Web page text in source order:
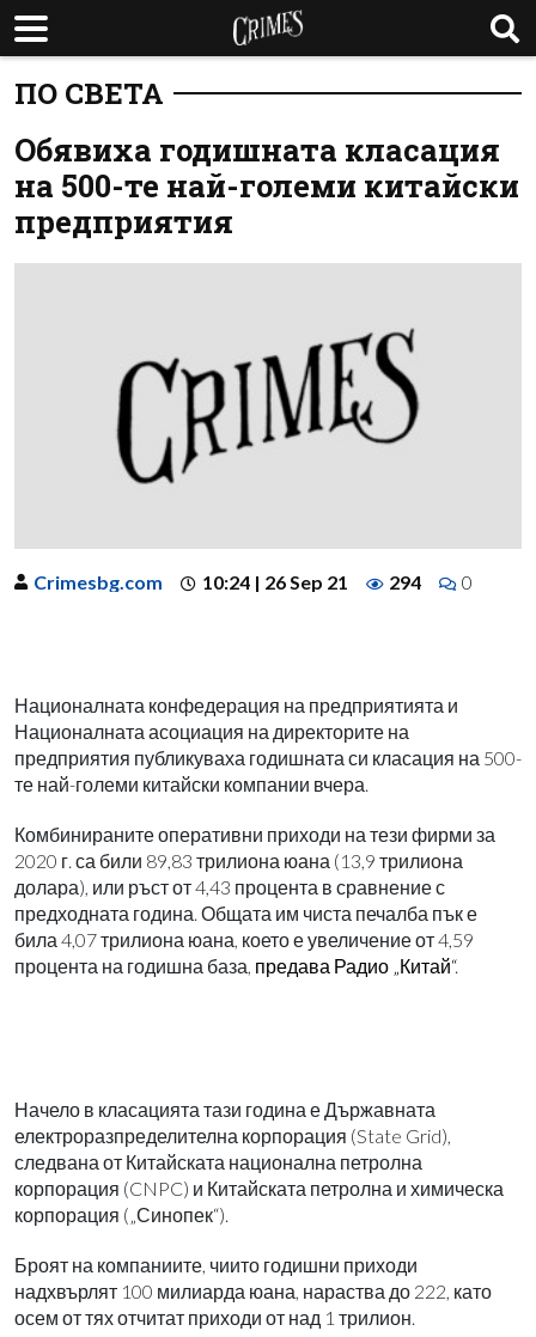
ПО СВЕТА
Обявиха годишната класация
на 500-те най-големи китайски
предприятия
Crimesbg.com 10:24 | 26 Sep 21 294 0
Националната конфедерация на предприятията и
Националната асоциация на директорите на
предприятия публикуваха годишната си класация на 500-
те най-големи китайски компании вчера.
Комбинираните оперативни приходи на тези фирми за
2020 г. са били 89,83 трилиона юана (13,9 трилиона
долара), или ръст от 4,43 процента в сравнение с
предходната година. Общата им чиста печалба пък е
била 4,07 трилиона юана, което е увеличение от 4,59
процента на годишна база, предава Радио „Китай“.
Начело в класацията тази година е Държавната
електроразпределителна корпорация (State Grid),
следвана от Китайската национална петролна
корпорация (CNPC) и Китайската петролна и химическа
корпорация („Синопек“).
Броят на компаниите, чиито годишни приходи
надхвърлят 100 милиарда юана, нараства до 222, като
осем от тях отчитат приходи от над 1 трилион.